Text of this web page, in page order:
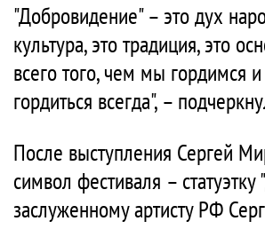
"Добровидение" – это дух
культура, это традиция, это
всего того, чем мы гордимся
гордиться всегда", –
После выступления Сергей
символ фестиваля –
заслуженному артисту РФ